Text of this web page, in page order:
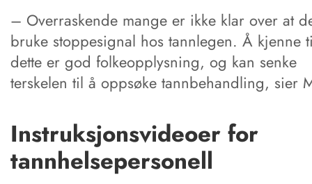
– Overraskende mange er ikke klar over at
bruke stoppesignal hos tannlegen. Å kjenne
dette er god folkeopplysning, og kan senke
terskelen til å oppsøke tannbehandling, sier
Instruksjonsvideoer for
tannhelsepersonell